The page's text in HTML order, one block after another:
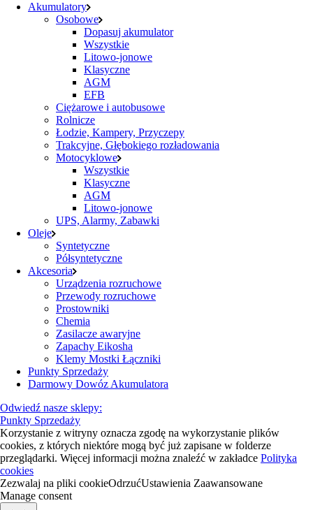
Akumulatory
Osobowe
Dopasuj akumulator
Wszystkie
Litowo-jonowe
Klasyczne
AGM
EFB
Ciężarowe i autobusowe
Rolnicze
Łodzie, Kampery, Przyczepy
Trakcyjne, Głębokiego rozładowania
Motocyklowe
Wszystkie
Klasyczne
AGM
Litowo-jonowe
UPS, Alarmy, Zabawki
Oleje
Syntetyczne
Półsyntetyczne
Akcesoria
Urządzenia rozruchowe
Przewody rozruchowe
Prostowniki
Chemia
Zasilacze awaryjne
Zapachy Eikosha
Klemy Mostki Łączniki
Punkty Sprzedaży
Darmowy Dowóz Akumulatora
Odwiedź nasze sklepy:
Punkty Sprzedaży
Korzystanie z witryny oznacza zgodę na wykorzystanie plików
cookies, z których niektóre mogą być już zapisane w folderze
przeglądarki. Więcej informacji można znaleźć w zakładce Polityka
cookies
Zezwalaj na pliki cookieOdrzućUstawienia Zaawansowane
Manage consent